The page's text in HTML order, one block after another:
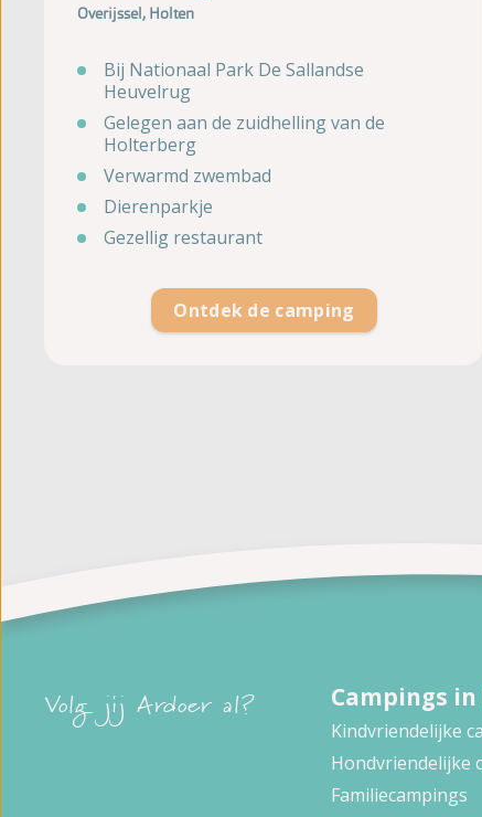
Overijssel, Holten
Bij Nationaal Park De Sallandse
Heuvelrug
Gelegen aan de zuidhelling van de
Holterberg
Verwarmd zwembad
Dierenparkje
Gezellig restaurant
Ontdek de camping
Volg jij Ardoer al? Campings
Kindvriendelijke
Hondvriendelijke
Familiecampings